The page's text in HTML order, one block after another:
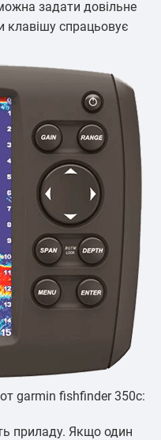
задати довільне
клавішу спрацьовує
garmin fishfinder 350c:
приладу. Якщо один